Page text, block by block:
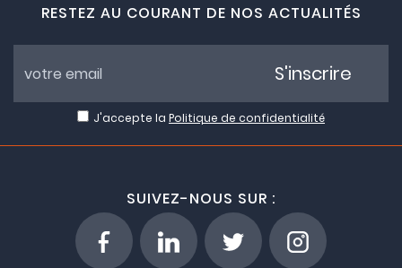
RESTEZ AU COURANT DE NOS ACTUALITÉS
J'accepte la Politique de confidentialité
S'inscrire
SUIVEZ-NOUS SUR :